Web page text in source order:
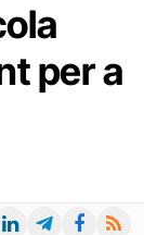
per a
LinkedInTelegramFacebook
RSS